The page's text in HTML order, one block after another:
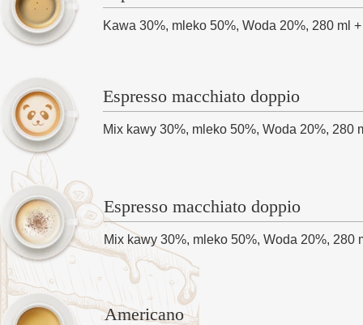
Kawa 30%, mleko 50%, Woda 20%, 280 ml
Mix kawy 30%, mleko 50%, Woda 20%, 280
Espresso macchiato doppio
Mix kawy 30%, mleko 50%, Woda 20%, 280
Espresso macchiato doppio
Americano